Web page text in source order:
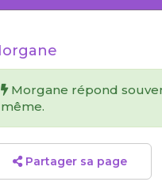
Morgane répond
même.
Partager sa page